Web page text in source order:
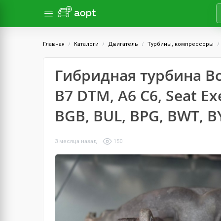
Главная Каталоги Двигатель Турбины, компрессоры
Гибридная турбина
B7 DTM, A6 C6, Seat
BGB, BUL, BPG, BWT,
3 месяца назад 150